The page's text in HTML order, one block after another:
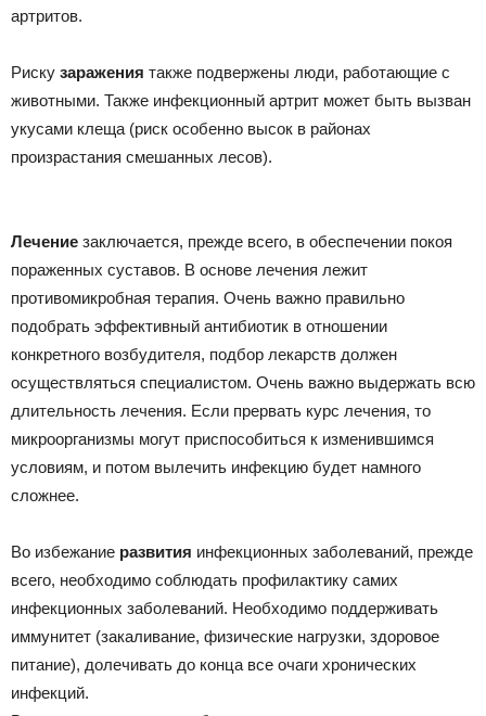
артритов.
Риску заражения также подвержены люди, работающие с
животными. Также инфекционный артрит может быть вызван
укусами клеща (риск особенно высок в районах
произрастания смешанных лесов).
Лечение заключается, прежде всего, в обеспечении покоя
пораженных суставов. В основе лечения лежит
противомикробная терапия. Очень важно правильно
подобрать эффективный антибиотик в отношении
конкретного возбудителя, подбор лекарств должен
осуществляться специалистом. Очень важно выдержать всю
длительность лечения. Если прервать курс лечения, то
микроорганизмы могут приспособиться к изменившимся
условиям, и потом вылечить инфекцию будет намного
сложнее.
Во избежание развития инфекционных заболеваний, прежде
всего, необходимо соблюдать профилактику самих
инфекционных заболеваний. Необходимо поддерживать
иммунитет (закаливание, физические нагрузки, здоровое
питание), долечивать до конца все очаги хронических
инфекций.